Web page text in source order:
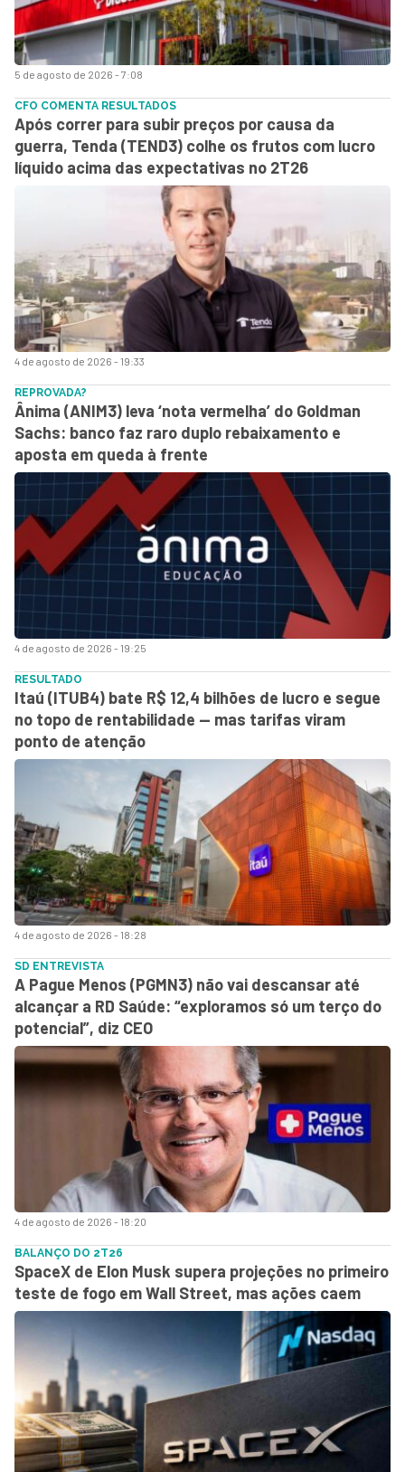
5 de agosto de 2026 - 7:08
4 de agosto de 2026 - 19:33
CFO COMENTA RESULTADOS
Após correr para subir preços por causa da
guerra, Tenda (TEND3) colhe os frutos com lucro
líquido acima das expectativas no 2T26
4 de agosto de 2026 - 19:25
REPROVADA?
Ânima (ANIM3) leva ‘nota vermelha’ do Goldman
Sachs: banco faz raro duplo rebaixamento e
aposta em queda à frente
4 de agosto de 2026 - 18:28
RESULTADO
Itaú (ITUB4) bate R$ 12,4 bilhões de lucro e segue
no topo de rentabilidade — mas tarifas viram
ponto de atenção
4 de agosto de 2026 - 18:20
SD ENTREVISTA
A Pague Menos (PGMN3) não vai descansar até
alcançar a RD Saúde: “exploramos só um terço do
potencial”, diz CEO
BALANÇO DO 2T26
SpaceX de Elon Musk supera projeções no primeiro
teste de fogo em Wall Street, mas ações caem